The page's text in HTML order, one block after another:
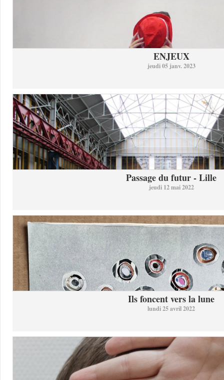
ENJEUX
jeudi 05 janv. 2023
Passage du futur - Lille
jeudi 12 mai 2022
Ils foncent vers la lune
lundi 25 avril 2022